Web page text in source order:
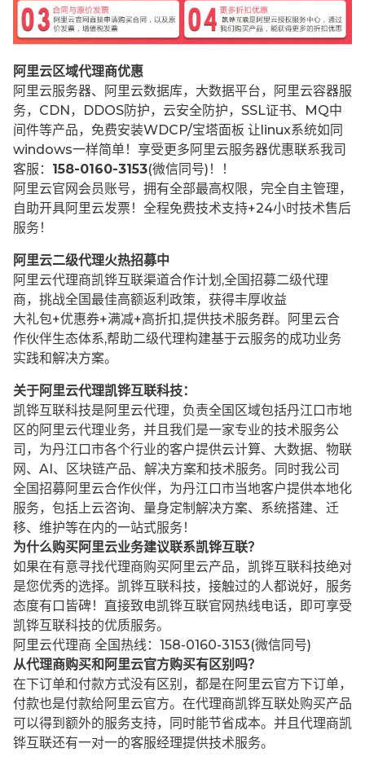
阿里云区域代理商优惠
阿里云服务器、阿里云数据库，大数据平台，阿里云容器服
务，CDN，DDOS防护，云安全防护，SSL证书、MQ中
间件等产品，免费安装WDCP/宝塔面板 让 linux系统如同
windows一样简单！享受更多阿里云服务器优惠联系我司
客服： 158-0160-3153(微信同号)！！
阿里云官网会员账号，拥有全部最高权限，完全自主管理，
自助开具阿里云发票！全程免费技术支持+24小时技术售后
服务！
阿里云二级代理火热招募中
阿里云代理商凯铧互联渠道合作计划,全国招募二级代理
商，挑战全国最佳高额返利政策，获得丰厚收益
大礼包+优惠券+满减+高折扣,提供技术服务群。阿里云合
作伙伴生态体系,帮助二级代理构建基于云服务的成功业务
实践和解决方案。
关于阿里云代理凯铧互联科技：
凯铧互联科技是阿里云代理，负责全国区域包括丹江口市地
区的阿里云代理业务，并且我们是一家专业的技术服务公
司，为丹江口市各个行业的客户提供云计算、大数据、物联
网、AI、区块链产品、解决方案和技术服务。同时我公司
全国招募阿里云合作伙伴，为丹江口市当地客户提供本地化
服务，包括上云咨询、量身定制解决方案、系统搭建、迁
移、维护等在内的一站式服务！
为什么购买阿里云业务建议联系凯铧互联？
如果在有意寻找代理商购买阿里云产品，凯铧互联科技绝对
是您优秀的选择。凯铧互联科技，接触过的人都说好，服务
态度有口皆碑！直接致电凯铧互联官网热线电话，即可享受
凯铧互联科技的优质服务。
阿里云代理商 全国热线：158-0160-3153(微信同号)
从代理商购买和阿里云官方购买有区别吗？
在下订单和付款方式没有区别，都是在阿里云官方下订单，
付款也是付款给阿里云官方。在代理商凯铧互联处购买产品
可以得到额外的服务支持，同时能节省成本。并且代理商凯
铧互联还有一对一的客服经理提供技术服务。